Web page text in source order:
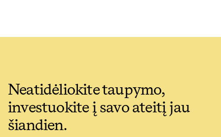
Neatidėliokite taupymo,
investuokite į savo ateitį jau
šiandien.